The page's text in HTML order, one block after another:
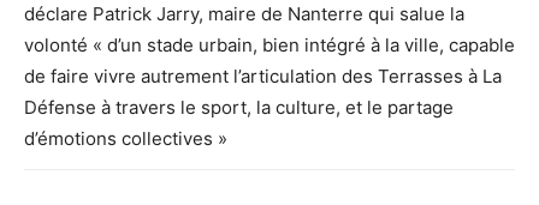
déclare Patrick Jarry, maire de Nanterre qui salue la
volonté « d’un stade urbain, bien intégré à la ville, capable
de faire vivre autrement l’articulation des Terrasses à La
Défense à travers le sport, la culture, et le partage
d’émotions collectives »